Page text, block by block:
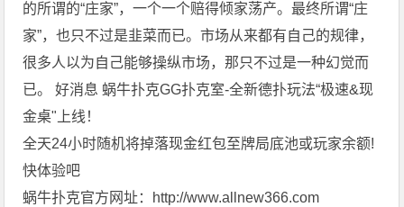
的所谓的“庄家”，一个一个赔得倾家荡产。最终所谓“庄
家”，也只不过是韭菜而已。市场从来都有自己的规律，
很多人以为自己能够操纵市场，那只不过是一种幻觉而
已。 好消息 蜗牛扑克GG扑克室-全新德扑玩法“极速&现
金桌"上线！
全天24小时随机将掉落现金红包至牌局底池或玩家余额!
快体验吧
蜗牛扑克官方网址：http://www.allnew366.com